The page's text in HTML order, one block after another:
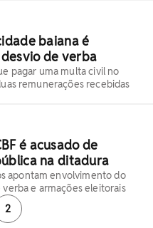
baiana é
de verba
pagar uma multa civil no
remunerações recebidas
é acusado de
na ditadura
apontam envolvimento do
e armações eleitorais
2